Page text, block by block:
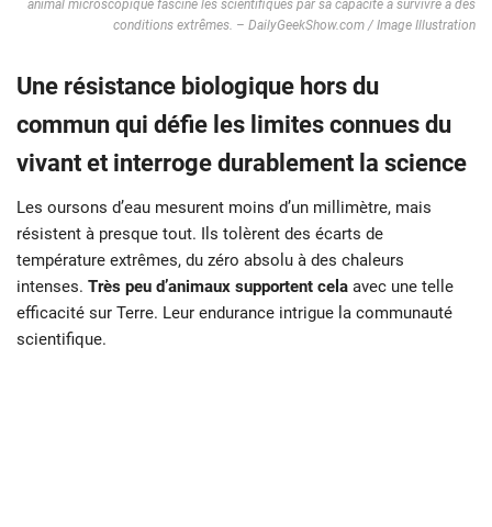
animal microscopique fascine les scientifiques par sa capacité à survivre à des
conditions extrêmes. – DailyGeekShow.com / Image Illustration
Une résistance biologique hors du
commun qui défie les limites connues du
vivant et interroge durablement la science
Les oursons d’eau mesurent moins d’un millimètre, mais
résistent à presque tout. Ils tolèrent des écarts de
température extrêmes, du zéro absolu à des chaleurs
intenses. Très peu d’animaux supportent cela avec une telle
efficacité sur Terre. Leur endurance intrigue la communauté
scientifique.